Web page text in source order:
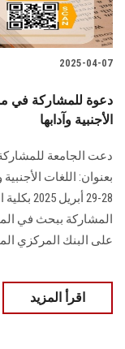
2025-04-07
دعوة للمشاركة في
الأجنبية وآدابها
دعت الجامعة
بعنوان: اللغات
28-29
على البنك المركزي
اقرأ المزيد